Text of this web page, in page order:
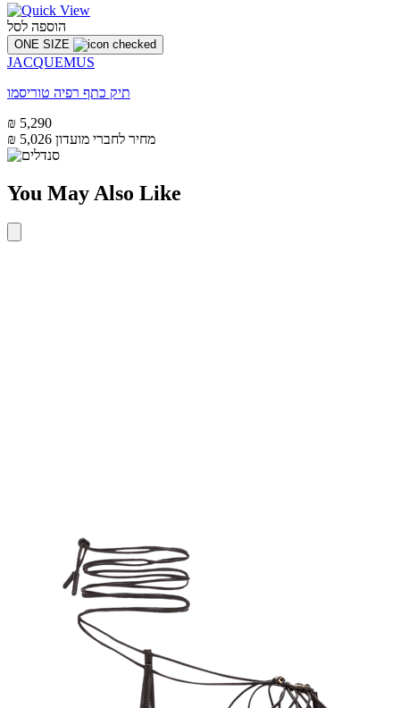
הוספה לסל
ONE SIZE
JACQUEMUS
תיק כתף רפיה טוריסמו
₪ 5,290
₪ 5,026 מחיר לחברי מועדון
You May Also Like